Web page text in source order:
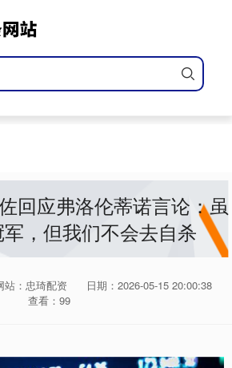
回应弗洛伦蒂诺言论：虽
，但我们不会去自杀
站：忠琦配资
日期：2026-05-15 20:00:38
查看：99